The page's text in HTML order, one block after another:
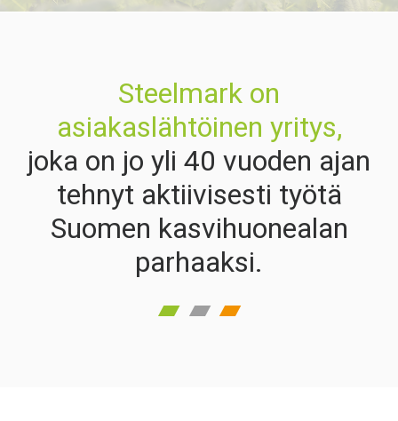
Steelmark on
asiakaslähtöinen yritys,
joka on jo yli 40 vuoden ajan
tehnyt aktiivisesti työtä
Suomen kasvihuonealan
parhaaksi.